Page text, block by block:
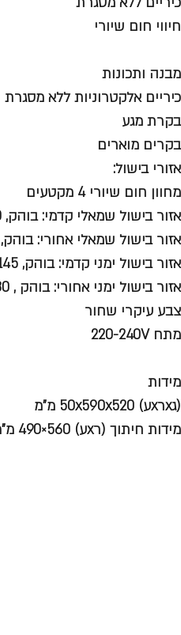
חיווי חום שיורי
מבנה ותכונות
כיריים אלקטרוניות ללא מסגרת
בקרת מגע
בקרים מוארים
אזורי בישול:
מחוון חום שיורי 4 מקטעים
אזור בישול שמאלי קדמי: בוהק, 210 ס״מ 2300W
אזור בישול שמאלי אחורי: בוהק, 145 ס״מ 1200W
אזור בישול ימני קדמי: בוהק, 145 ס״מ 1200W
אזור בישול ימני אחורי: בוהק , 180 ס״מ 8500W
צבע עיקרי שחור
מתח 220-240V
מידות
(גxרxע) 50x590x520 מ"מ
מידות חיתוך (רxע) 560×490 מ"מ